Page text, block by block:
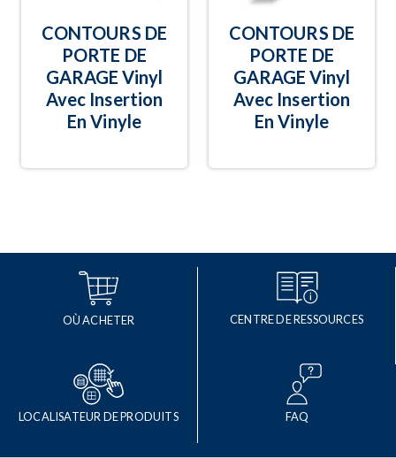
CONTOURS DE
PORTE DE
GARAGE Vinyl
Avec Insertion
En Vinyle
CONTOURS DE
PORTE DE
GARAGE Vinyl
Avec Insertion
En Vinyle
OÙ ACHETER CENTRE DE RESSOURCES
LOCALISATEUR DE PRODUITS FAQ